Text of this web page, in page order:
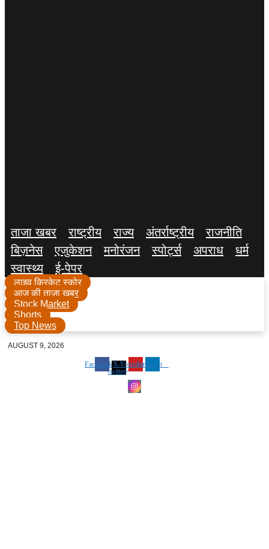
ताजा खबर राष्ट्रीय राज्य अंतर्राष्ट्रीय
राजनीति
बिज़नेस
एजुकेशन मनोरंजन स्पोर्ट्स अपराध
धर्म
स्वास्थ्य
ई-पेपर
लाइव क्रिकेट स्कोर
आज की ताजा खबर
Stock Market
Shorts
Top News
AUGUST 9, 2026
FacebookX-
twitter
YoutubeLinkedin